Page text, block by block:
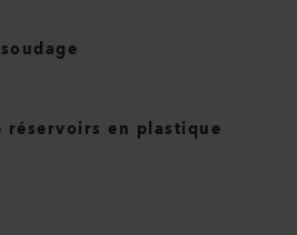
réservoirs en plastique